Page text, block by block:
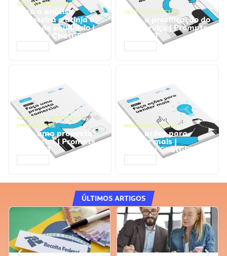
GESTÃO FINANCEIRA
Faça a análise
financeira e atinja o
ponto de equilíbrio |
Prompts ChatGPT
GESTÃO FINANCEIRA
Faça a precificação do
seu serviço | Prompts
ChatGPT
NEGÓCIOS, PROCESSOS
EMPRESARIAIS
Faça uma proposta
comercial | Prompts
ChatGPT
NEGÓCIOS, VENDAS
Faça ações para
vender mais |
Prompts ChatGPT
ÚLTIMOS ARTIGOS